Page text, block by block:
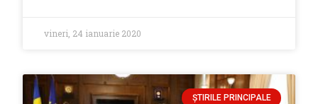
vineri, 24 ianuarie 2020
ȘTIRILE PRINCIPALE